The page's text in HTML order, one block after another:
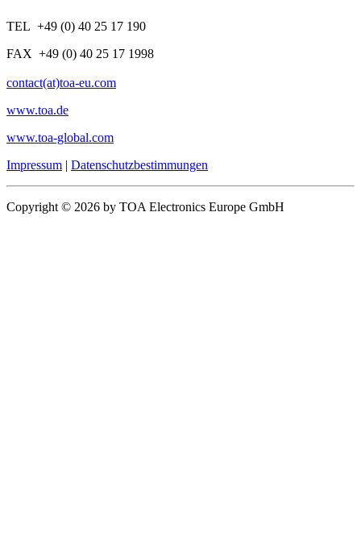
TEL +49 (0) 40 25 17 190
FAX +49 (0) 40 25 17 1998
contact(at)toa-eu.com
www.toa.de
www.toa-global.com
Impressum | Datenschutzbestimmungen
Copyright © 2026 by TOA Electronics Europe GmbH